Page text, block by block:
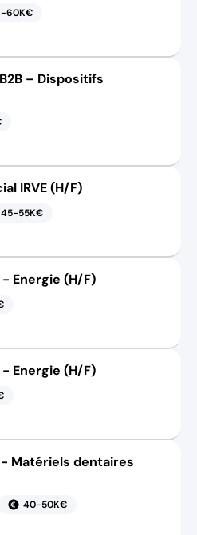
60K€
– Dispositifs
IRVE (H/F)
45-55K€
Energie (H/F)
Energie (H/F)
Matériels dentaires
40-50K€